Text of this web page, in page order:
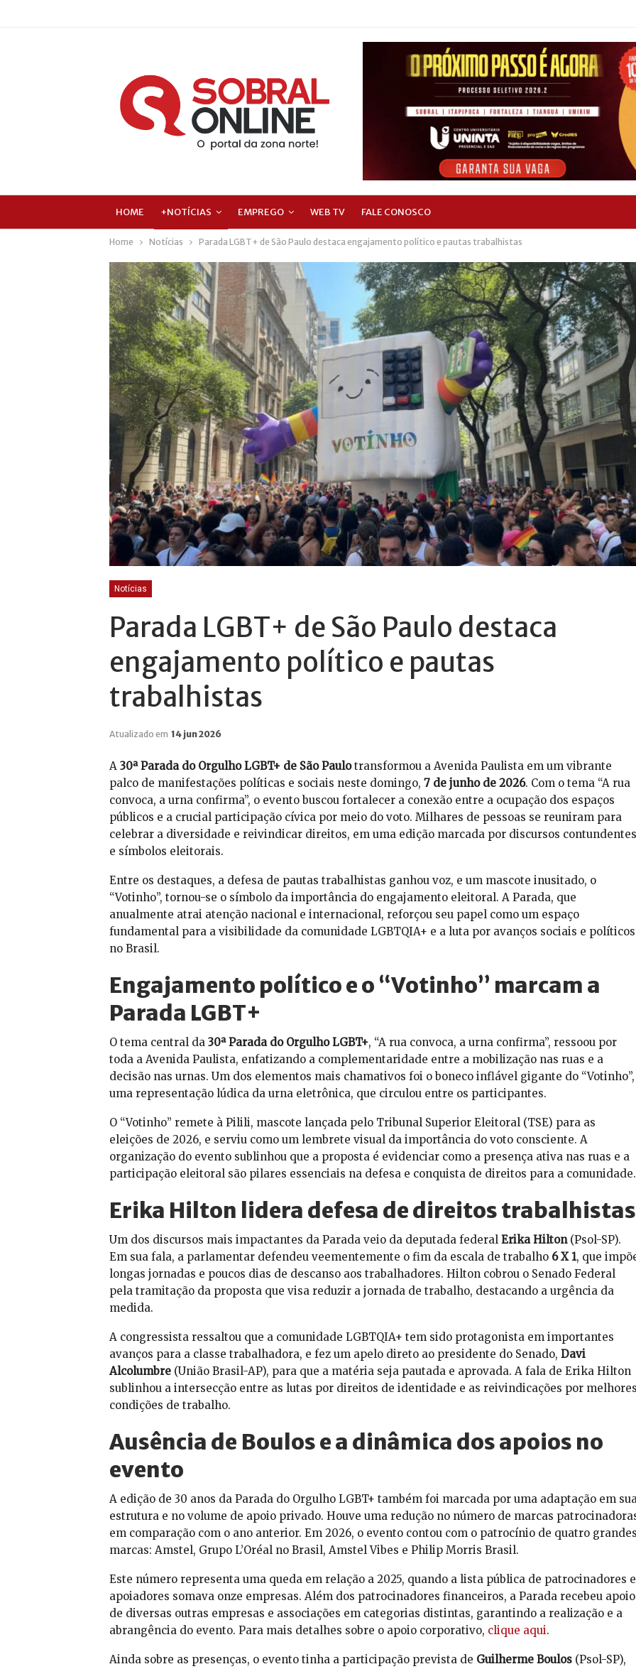
HOME +NOTÍCIAS EMPREGO WEB TV FALE CONOSCO
Home Notícias Parada LGBT+ de São Paulo destaca engajamento político e pautas trabalhistas
Notícias
Parada LGBT+ de São Paulo destaca
engajamento político e pautas
trabalhistas
Atualizado em 14 jun 2026
A 30ª Parada do Orgulho LGBT+ de São Paulotransformou a Avenida Paulista em um vibrante
palco de manifestações políticas e sociais neste domingo, 7 de junho de 2026. Com o tema “A rua
convoca, a urna confirma”, o evento buscou fortalecer a conexão entre a ocupação dos espaços
públicos e a crucial participação cívica por meio do voto. Milhares de pessoas se reuniram para
celebrar a diversidade e reivindicar direitos, em uma edição marcada por discursos contundentes
e símbolos eleitorais.
Entre os destaques, a defesa de pautas trabalhistas ganhou voz, e um mascote inusitado, o
“Votinho”, tornou-se o símbolo da importância do engajamento eleitoral. A Parada, que
anualmente atrai atenção nacional e internacional, reforçou seu papel como um espaço
fundamental para a visibilidade da comunidade LGBTQIA+ e a luta por avanços sociais e políticos
no Brasil.
Engajamento político e o “Votinho” marcam a
Parada LGBT+
O tema central da 30ª Parada do Orgulho LGBT+, “A rua convoca, a urna confirma”, ressoou por
toda a Avenida Paulista, enfatizando a complementaridade entre a mobilização nas ruas e a
decisão nas urnas. Um dos elementos mais chamativos foi o boneco inflável gigante do “Votinho”,
uma representação lúdica da urna eletrônica, que circulou entre os participantes.
O “Votinho” remete à Pilili, mascote lançada pelo Tribunal Superior Eleitoral (TSE) para as
eleições de 2026, e serviu como um lembrete visual da importância do voto consciente. A
organização do evento sublinhou que a proposta é evidenciar como a presença ativa nas ruas e a
participação eleitoral são pilares essenciais na defesa e conquista de direitos para a comunidade.
Erika Hilton lidera defesa de direitos trabalhistas
Um dos discursos mais impactantes da Parada veio da deputada federal Erika Hilton(Psol-SP).
Em sua fala, a parlamentar defendeu veementemente o fim da escala de trabalho 6 X 1, que
longas jornadas e poucos dias de descanso aos trabalhadores. Hilton cobrou o Senado Federal
pela tramitação da proposta que visa reduzir a jornada de trabalho, destacando a urgência da
medida.
A congressista ressaltou que a comunidade LGBTQIA+ tem sido protagonista em importantes
avanços para a classe trabalhadora, e fez um apelo direto ao presidente do Senado, Davi
Alcolumbre(União Brasil-AP), para que a matéria seja pautada e aprovada. A fala de Erika Hilton
sublinhou a intersecção entre as lutas por direitos de identidade e as reivindicações por
condições de trabalho.
Ausência de Boulos e a dinâmica dos apoios no
evento
A edição de 30 anos da Parada do Orgulho LGBT+ também foi marcada por uma adaptação em
estrutura e no volume de apoio privado. Houve uma redução no número de marcas
em comparação com o ano anterior. Em 2026, o evento contou com o patrocínio de quatro
marcas: Amstel, Grupo L’Oréal no Brasil, Amstel Vibes e Philip Morris Brasil.
Este número representa uma queda em relação a 2025, quando a lista pública de patrocinadores e
apoiadores somava onze empresas. Além dos patrocinadores financeiros, a Parada recebeu apoio
de diversas outras empresas e associações em categorias distintas, garantindo a realização e a
abrangência do evento. Para mais detalhes sobre o apoio corporativo, clique aqui.
Ainda sobre as presenças, o evento tinha a participação prevista de Guilherme Boulos(Psol-SP),